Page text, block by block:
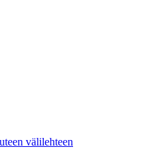
välilehteen